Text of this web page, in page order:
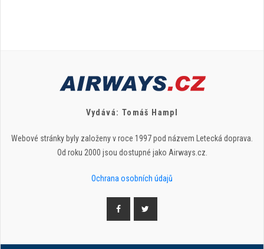
Vydává: Tomáš Hampl
Webové stránky byly založeny v roce 1997 pod názvem Letecká doprava.
Od roku 2000 jsou dostupné jako Airways.cz.
Ochrana osobních údajů